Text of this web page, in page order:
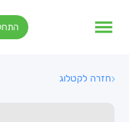
חזרה לקטלוג